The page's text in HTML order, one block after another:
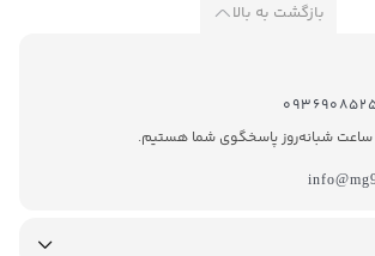
بازگشت به بالا